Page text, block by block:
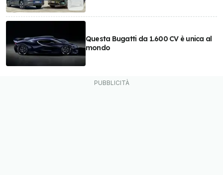
Questa Bugatti da 1.600 CV è unica al
mondo